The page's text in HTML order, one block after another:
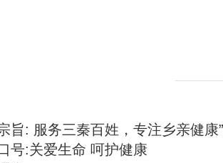
旨: 服务三秦百姓，专注乡亲健康”
号:关爱生命 呵护健康